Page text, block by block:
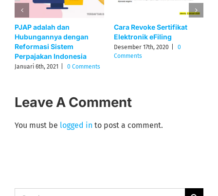
Cara Untuk Pindah PJAP
Desember 16th, 2020 | 0
Comments
SAK ETAP adalah :
Pengertian dan
Pembahasan Lengkapnya
Januari 29th, 2021